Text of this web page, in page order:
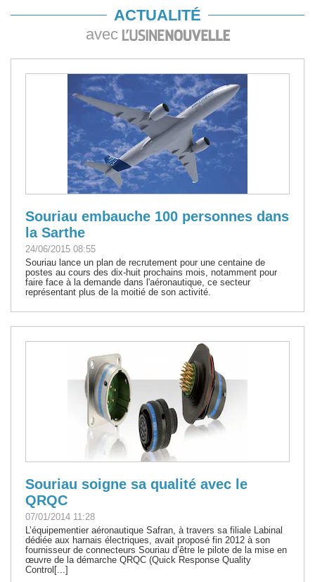
ACTUALITÉ
avec
Souriau embauche 100 personnes dans
la Sarthe
24/06/2015 08:55
Souriau lance un plan de recrutement pour une centaine de
postes au cours des dix-huit prochains mois, notamment pour
faire face à la demande dans l'aéronautique, ce secteur
représentant plus de la moitié de son activité.
Souriau soigne sa qualité avec le
QRQC
07/01/2014 11:28
L’équipementier aéronautique Safran, à travers sa filiale Labinal
dédiée aux harnais électriques, avait proposé fin 2012 à son
fournisseur de connecteurs Souriau d’être le pilote de la mise en
œuvre de la démarche QRQC (Quick Response Quality
Control[...]